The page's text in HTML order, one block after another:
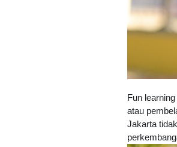
Fun
atau
Jakarta